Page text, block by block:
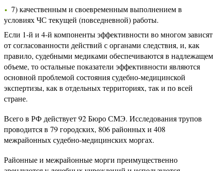
7) качественным и своевременным выполнением в
условиях ЧС текущей (повседневной) работы.
Если 1-й и 4-й компоненты эффективности во многом зависят
от согласованности действий с органами следствия, и, как
правило, судебными медиками обеспечиваются в надлежащем
объеме, то остальные показатели эффективности являются
основной проблемой состояния судебно-медицинской
экспертизы, как в отдельных территориях, так и по всей
стране.
Всего в РФ действует 92 Бюро СМЭ. Исследования трупов
проводится в 79 городских, 806 районных и 408
межрайонных судебно-медицинских моргах.
Районные и межрайонные морги преимущественно